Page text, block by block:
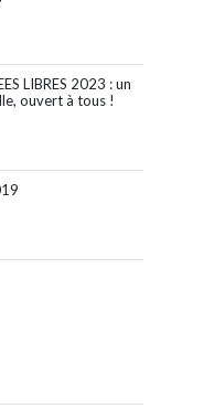
LIBRES 2023 : un
ouvert à tous !